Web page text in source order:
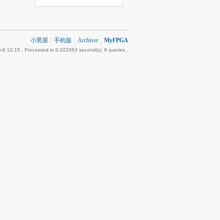
小黑屋 手机版 Archiver MyFPGA
6 12:15 , Processed in 0.022063 second(s), 8 queries .